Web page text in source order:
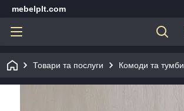
mebelplt.com
Товари та послуги Комоди та тумби